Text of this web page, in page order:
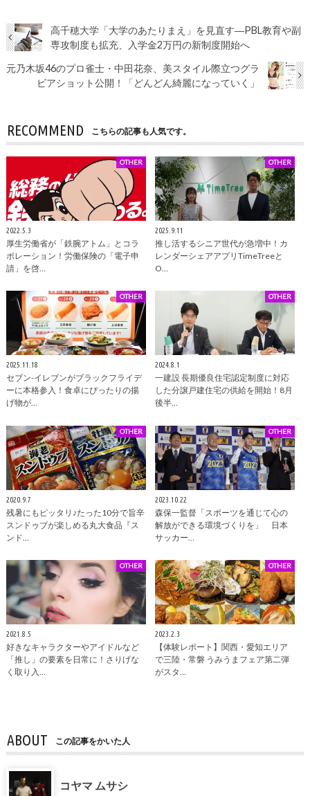
高千穂大学「大学のあたりまえ」を見直す―PBL教育や副
専攻制度も拡充、入学金2万円の新制度開始へ
元乃木坂46のプロ雀士・中田花奈、美スタイル際立つグラ
ビアショット公開！「どんどん綺麗になっていく」
RECOMMEND こちらの記事も人気です。
OTHER
2022.5.3
厚生労働省が「鉄腕アトム」とコラ
ボレーション！労働保険の「電子申
請」を啓…
OTHER
2025.9.11
推し活するシニア世代が急増中！カ
レンダーシェアアプリTimeTreeと
O…
OTHER
2025.11.18
セブン-イレブンがブラックフライデ
ーに本格参入！食卓にぴったりの揚
げ物が…
OTHER
2024.8.1
一建設 長期優良住宅認定制度に対応
した分譲戸建住宅の供給を開始！8月
後半…
OTHER
2020.9.7
残暑にもピッタリ♪たった10分で旨辛
スンドゥブが楽しめる丸大食品『ス
ンド…
OTHER
2023.10.22
森保一監督「スポーツを通じて心の
解放ができる環境づくりを」 日本
サッカー…
OTHER
2021.8.5
好きなキャラクターやアイドルなど
「推し」の要素を日常に！さりげな
く取り入…
OTHER
2023.2.3
【体験レポート】関西・愛知エリア
で三陸・常磐 うみうまフェア第二弾
がスタ…
ABOUT この記事をかいた人
コヤマ ムサシ